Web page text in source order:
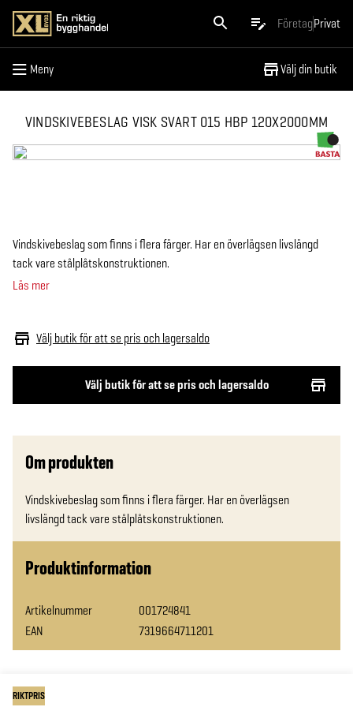
FöretagPrivat
Meny Välj din butik
Meny
VINDSKIVEBESLAG VISK SVART 015 HBP 120X2000MM
Välj butik för att se pris och lagersaldo
Välj butik för att se pris och lagersaldo
Vindskivebeslag som finns i flera färger. Har en överlägsen livslängd
tack vare stålplåtskonstruktionen.
Läs mer
Om produkten
Vindskivebeslag som finns i flera färger. Har en överlägsen
livslängd tack vare stålplåtskonstruktionen.
Produktinformation
Artikelnummer
001724841
EAN
7319664711201
RIKTPRIS